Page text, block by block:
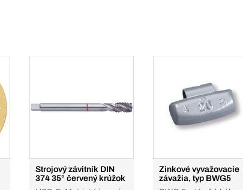
Strojový závitník DIN
374 35° červený krúžok
Zinkové vyvažovacie
závažia, typ BWG5